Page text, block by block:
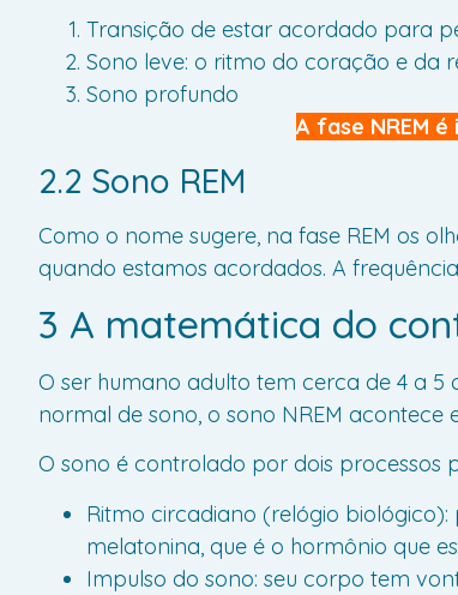
Transição de estar acordado para
Sono leve: o ritmo do coração e da
Sono profundo
A fase NREM
2.2 Sono REM
Como o nome sugere, na fase REM os
quando estamos acordados. A
3 A matemática do
O ser humano adulto tem cerca de 4 a 5
normal de sono, o sono NREM
O sono é controlado por dois processos
Ritmo circadiano (relógio
melatonina, que é o hormônio que
Impulso do sono: seu corpo tem